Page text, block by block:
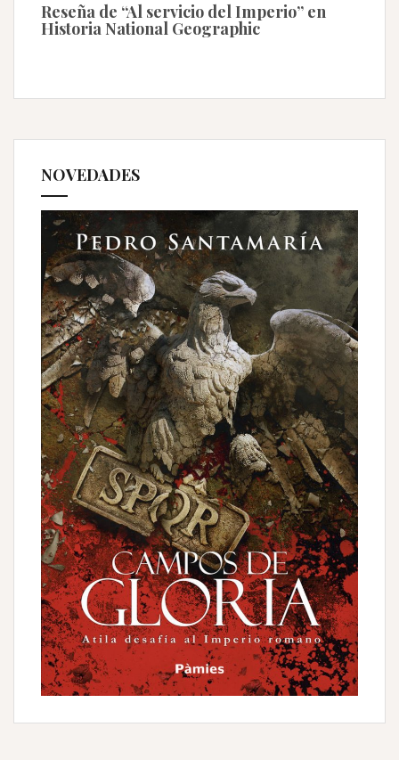
Reseña de “Al servicio del Imperio” en
Historia National Geographic
NOVEDADES